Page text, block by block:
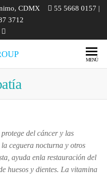
CDMX
55 5668 0157 |
3712
| Medicina
Odontología |
Talleres
MENÚ
del cáncer y las
ceguera nocturna y otros
ayuda enla restauración del
huesos y dientes. La vitamina